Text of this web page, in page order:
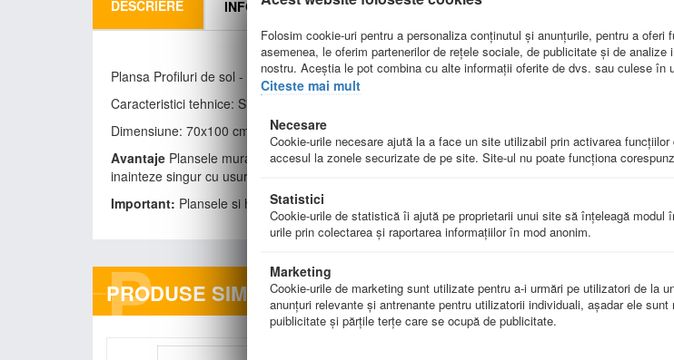
DESCRIERE INFORMATII LIVRARE
Plansa Profiluri de sol - Profilul diferitelor tipuri de sol vazute in evolutia lor temporala.
Caracteristici tehnice: Silk dublu laminat, şipci de plastic.
Dimensiune: 70x100 cm
Avantaje Plansele murale ofera un suport de curs suplimentar Acestea dau oportunitate
inainteze singur cu usurinta de la o notiune la alta Reduc stresul , monotonia,stimuleaza elevul,
Important: Plansele si hartile sunt disponibile la livrare si se executa doar la comanda
P
PRODUSE SIMILARE
Folosim cookie-uri pentru a personaliza conținutul și anunțurile, pentru a
asemenea, le oferim partenerilor de rețele sociale, de publicitate și de
nostru. Aceștia le pot combina cu alte informații oferite de dvs. sau culese în
Citeste mai mult
Necesare
Cookie-urile necesare ajută la a face un site utilizabil prin activarea
accesul la zonele securizate de pe site. Site-ul nu poate funcţiona
Statistici
Cookie-urile de statistică îi ajută pe proprietarii unui site să înţeleagă
urile prin colectarea şi raportarea informaţiilor în mod anonim.
Marketing
Cookie-urile de marketing sunt utilizate pentru a-i urmări pe utilizatori de la
anunţuri relevante şi antrenante pentru utilizatorii individuali, aşadar ele
puiblicitate şi părţile terţe care se ocupă de publicitate.